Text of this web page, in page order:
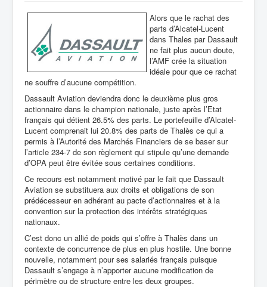
Alors que le rachat des
parts d’Alcatel-Lucent
dans Thales par Dassault
ne fait plus aucun doute,
l’AMF crée la situation
idéale pour que ce rachat
ne souffre d’aucune compétition.
Dassault Aviation deviendra donc le deuxième plus gros
actionnaire dans le champion nationale, juste après l’Etat
français qui détient 26.5% des parts. Le portefeuille d’Alcatel-
Lucent comprenait lui 20.8% des parts de Thalès ce qui a
permis à l’Autorité des Marchés Financiers de se baser sur
l’article 234-7 de son règlement qui stipule qu’une demande
d’OPA peut être évitée sous certaines conditions.
Ce recours est notamment motivé par le fait que Dassault
Aviation se substituera aux droits et obligations de son
prédécesseur en adhérant au pacte d’actionnaires et à la
convention sur la protection des intérêts stratégiques
nationaux.
C’est donc un allié de poids qui s’offre à Thalès dans un
contexte de concurrence de plus en plus hostile. Une bonne
nouvelle, notamment pour ses salariés français puisque
Dassault s’engage à n’apporter aucune modification de
périmètre ou de structure entre les deux groupes.